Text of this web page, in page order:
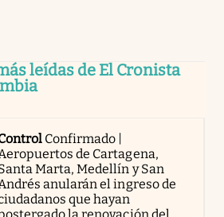
leídas de El Cronista
Confirmado |
de Cartagena,
Marta, Medellín y San
anularán el ingreso de
que hayan